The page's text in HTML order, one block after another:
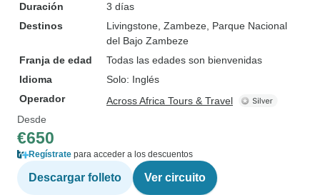
Duración
3 días
Destinos
Livingstone , Zambeze , Parque Nacional
del Bajo Zambeze
Franja de edad
Todas las edades son bienvenidas
Idioma
Solo: Inglés
Operador
Across Africa Tours & Travel
Desde
€650
Regístrate para acceder a los descuentos
Descargar folleto Ver circuito